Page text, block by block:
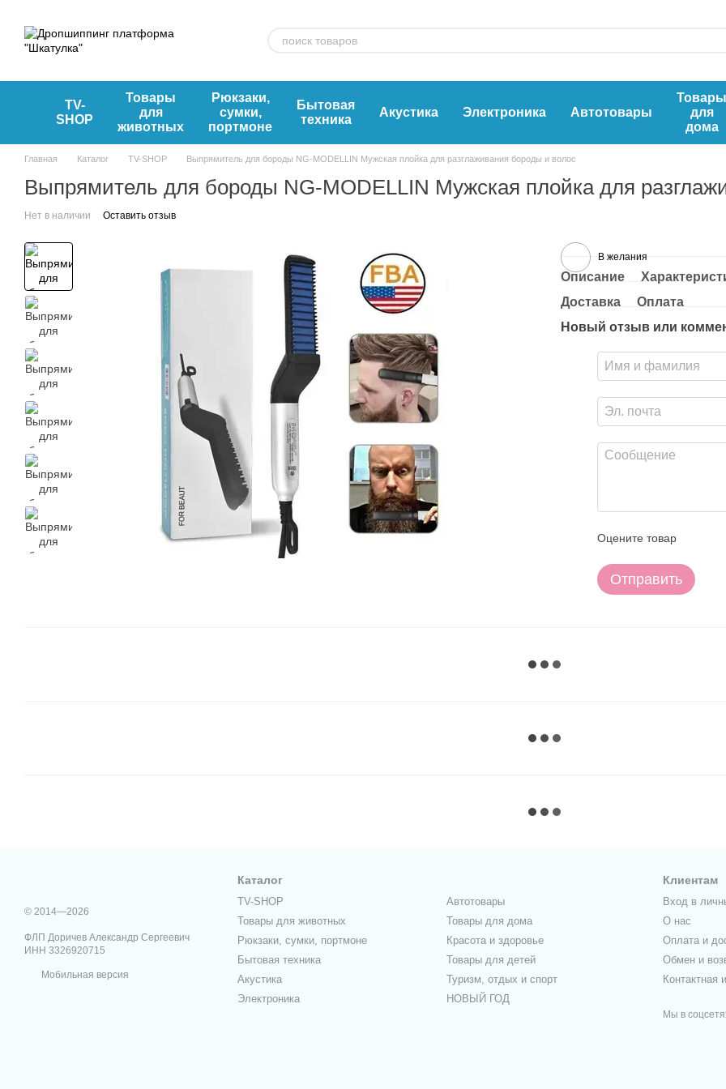
TV-
SHOP
Товары
для
животных
Рюкзаки,
сумки,
портмоне
Бытовая
техника
Акустика Электроника Автотовары
Товары
для
дома
Главная Каталог TV-SHOP Выпрямитель для бороды NG-MODELLIN Мужская плойка для разглаживания бороды и волос
Выпрямитель для бороды NG-MODELLIN Мужская плойка для
Нет в наличии Оставить отзыв
В желания
Описание
Доставка
Оплата
Новый отзыв или
Оцените товар
Отправить
© 2014—2026
ФЛП Доричев Александр Сергеевич
ИНН 3326920715
Мобильная версия
Каталог
TV-SHOP
Товары для животных
Рюкзаки, сумки, портмоне
Бытовая техника
Акустика
Электроника
Автотовары
Товары для дома
Красота и здоровье
Товары для детей
Туризм, отдых и спорт
НОВЫЙ ГОД
Клиентам
Вход в
О нас
Оплата и
Обмен и
Контактная
Мы в